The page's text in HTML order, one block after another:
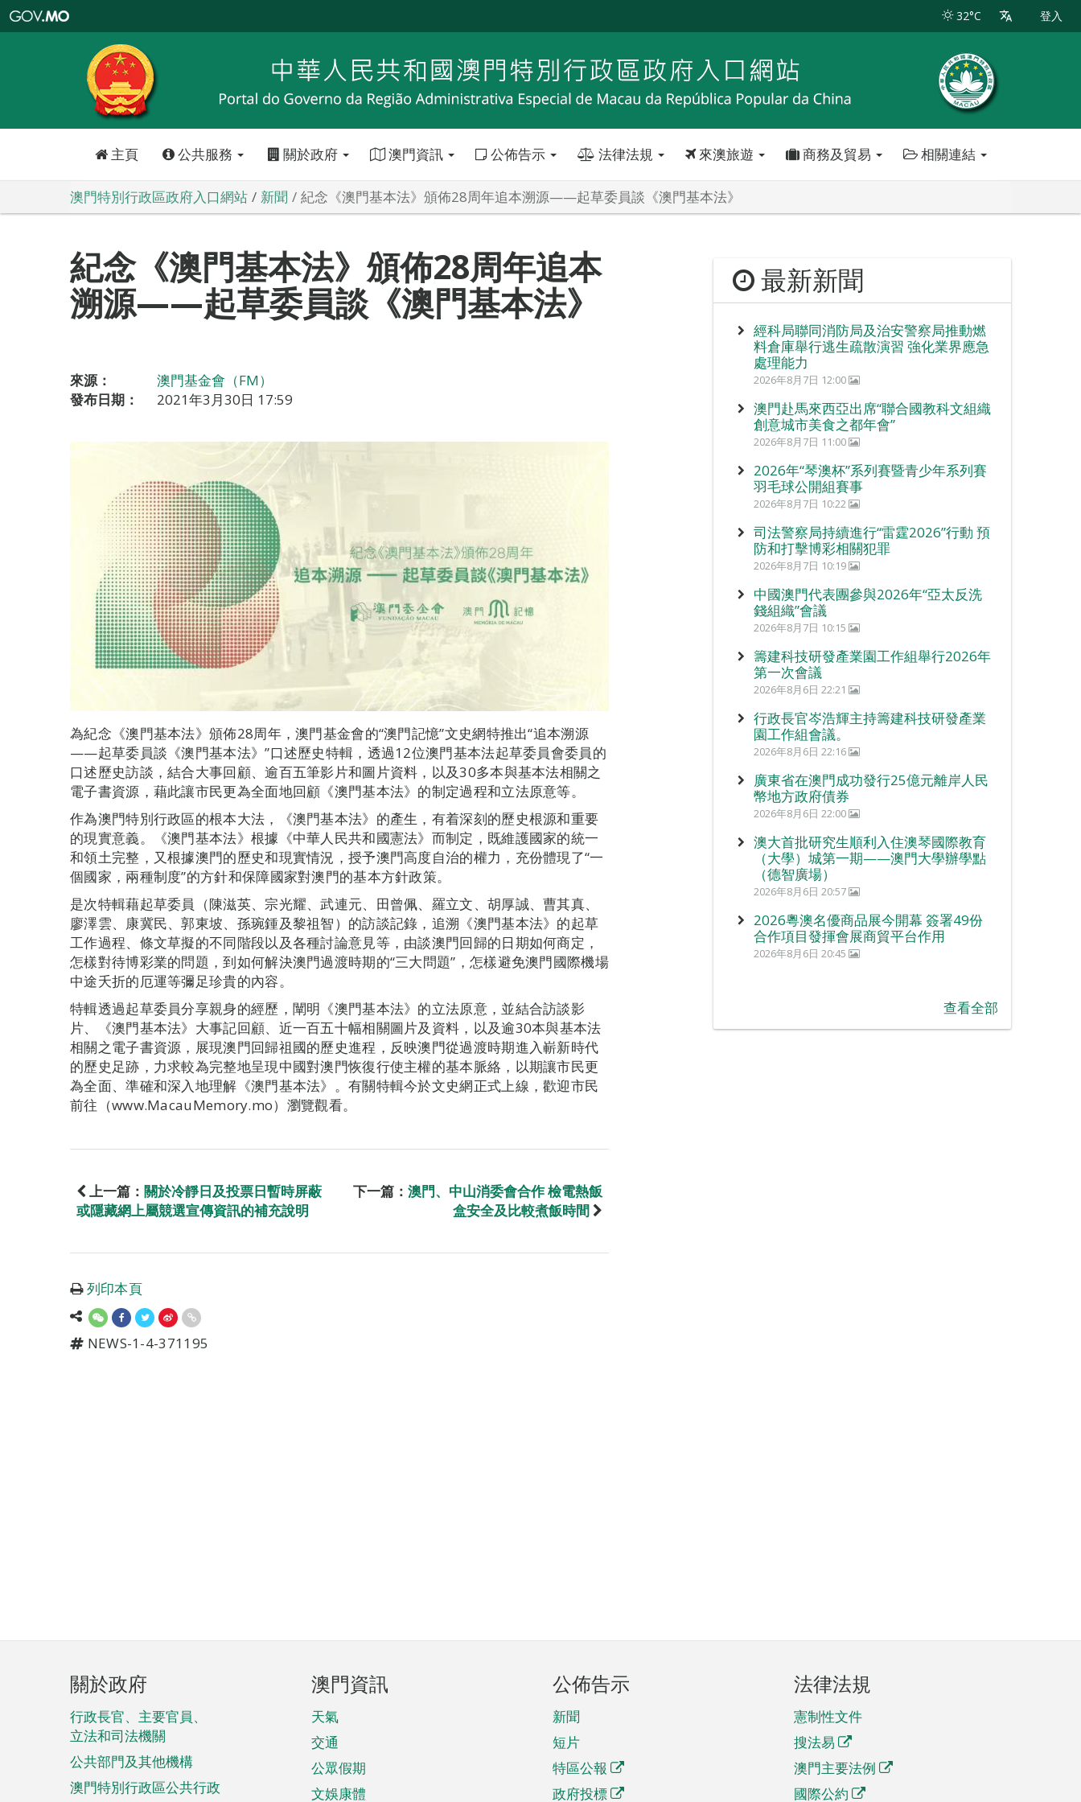
特
政
區
政
口
32°C 登入
主頁 公共服務 關於政府 澳門資訊 公佈告示 法律法規 來澳旅遊 商務及貿易 相關連結
澳門特別行政區政府入口網站 新聞 紀念《澳門基本法》頒佈28周年追本溯源——起草委員談《澳門基本法》
紀念《澳門基本法》頒佈28周年追本
溯源——起草委員談《澳門基本法》
來源：
澳門基金會（FM）
發布日期：
2021年3月30日 17:59
為紀念《澳門基本法》頒佈28周年，澳門基金會的“澳門記憶”文史網特推出“追本溯源
——起草委員談《澳門基本法》”口述歷史特輯，透過12位澳門基本法起草委員會委員的
口述歷史訪談，結合大事回顧、逾百五筆影片和圖片資料，以及30多本與基本法相關之
電子書資源，藉此讓市民更為全面地回顧《澳門基本法》的制定過程和立法原意等。
作為澳門特別行政區的根本大法，《澳門基本法》的產生，有着深刻的歷史根源和重要
的現實意義。《澳門基本法》根據《中華人民共和國憲法》而制定，既維護國家的統一
和領土完整，又根據澳門的歷史和現實情況，授予澳門高度自治的權力，充份體現了“一
個國家，兩種制度”的方針和保障國家對澳門的基本方針政策。
是次特輯藉起草委員（陳滋英、宗光耀、武連元、田曾佩、羅立文、胡厚誠、曹其真、
廖澤雲、康冀民、郭東坡、孫琬鍾及黎祖智）的訪談記錄，追溯《澳門基本法》的起草
工作過程、條文草擬的不同階段以及各種討論意見等，由談澳門回歸的日期如何商定，
怎樣對待博彩業的問題，到如何解決澳門過渡時期的“三大問題”，怎樣避免澳門國際機場
中途夭折的厄運等彌足珍貴的內容。
特輯透過起草委員分享親身的經歷，闡明《澳門基本法》的立法原意，並結合訪談影
片、《澳門基本法》大事記回顧、近一百五十幅相關圖片及資料，以及逾30本與基本法
相關之電子書資源，展現澳門回歸祖國的歷史進程，反映澳門從過渡時期進入嶄新時代
的歷史足跡，力求較為完整地呈現中國對澳門恢復行使主權的基本脈絡，以期讓市民更
為全面、準確和深入地理解《澳門基本法》。有關特輯今於文史網正式上線，歡迎市民
前往（www.MacauMemory.mo）瀏覽觀看。
上一篇： 關於冷靜日及投票日暫時屏蔽
或隱藏網上屬競選宣傳資訊的補充說明
下一篇： 澳門、中山消委會合作 檢電熱飯
盒安全及比較煮飯時間
列印本頁
NEWS-1-4-371195
最新新聞
經科局聯同消防局及治安警察局推動燃
料倉庫舉行逃生疏散演習 強化業界應急
處理能力
2026年8月7日 12:00
澳門赴馬來西亞出席“聯合國教科文組織
創意城市美食之都年會”
2026年8月7日 11:00
2026年“琴澳杯”系列賽暨青少年系列賽
羽毛球公開組賽事
2026年8月7日 10:22
司法警察局持續進行“雷霆2026”行動 預
防和打擊博彩相關犯罪
2026年8月7日 10:19
中國澳門代表團參與2026年“亞太反洗
錢組織”會議
2026年8月7日 10:15
籌建科技研發產業園工作組舉行2026年
第一次會議
2026年8月6日 22:21
行政長官岑浩輝主持籌建科技研發產業
園工作組會議。
2026年8月6日 22:16
廣東省在澳門成功發行25億元離岸人民
幣地方政府債券
2026年8月6日 22:00
澳大首批研究生順利入住澳琴國際教育
（大學）城第一期——澳門大學辦學點
（德智廣場）
2026年8月6日 20:57
2026粵澳名優商品展今開幕 簽署49份
合作項目發揮會展商貿平台作用
2026年8月6日 20:45
查看全部
頁
腳
菜
單
關於政府
行政長官、主要官員、
立法和司法機關
公共部門及其他機構
澳門特別行政區公共行政
澳門資訊
天氣
交通
公眾假期
文娛康體
公佈告示
新聞
短片
特區公報
政府投標
法律法規
憲制性文件
搜法易
澳門主要法例
國際公約